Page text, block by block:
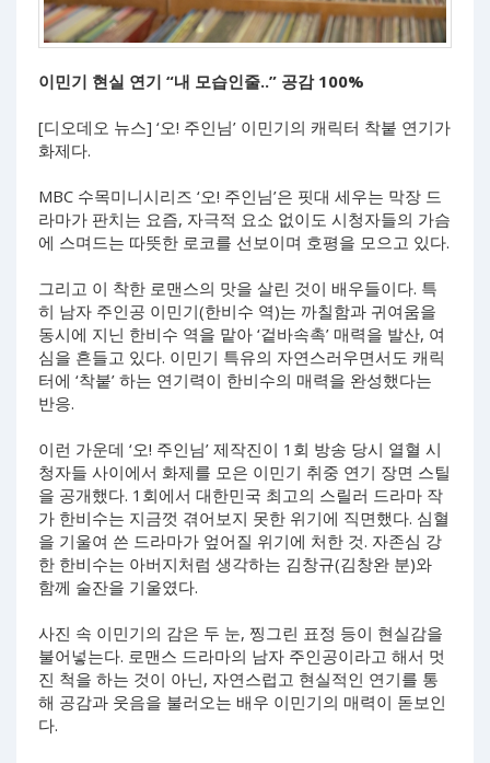
이민기 현실 연기 “내 모습인줄..” 공감 100%
[디오데오 뉴스] ‘오! 주인님’ 이민기의 캐릭터 착붙 연기가
화제다.
MBC 수목미니시리즈 ‘오! 주인님’은 핏대 세우는 막장 드
라마가 판치는 요즘, 자극적 요소 없이도 시청자들의 가슴
에 스며드는 따뜻한 로코를 선보이며 호평을 모으고 있다.
그리고 이 착한 로맨스의 맛을 살린 것이 배우들이다. 특
히 남자 주인공 이민기(한비수 역)는 까칠함과 귀여움을
동시에 지닌 한비수 역을 맡아 ‘겉바속촉’ 매력을 발산, 여
심을 흔들고 있다. 이민기 특유의 자연스러우면서도 캐릭
터에 ‘착붙’ 하는 연기력이 한비수의 매력을 완성했다는
반응.
이런 가운데 ‘오! 주인님’ 제작진이 1회 방송 당시 열혈 시
청자들 사이에서 화제를 모은 이민기 취중 연기 장면 스틸
을 공개했다. 1회에서 대한민국 최고의 스릴러 드라마 작
가 한비수는 지금껏 겪어보지 못한 위기에 직면했다. 심혈
을 기울여 쓴 드라마가 엎어질 위기에 처한 것. 자존심 강
한 한비수는 아버지처럼 생각하는 김창규(김창완 분)와
함께 술잔을 기울였다.
사진 속 이민기의 감은 두 눈, 찡그린 표정 등이 현실감을
불어넣는다. 로맨스 드라마의 남자 주인공이라고 해서 멋
진 척을 하는 것이 아닌, 자연스럽고 현실적인 연기를 통
해 공감과 웃음을 불러오는 배우 이민기의 매력이 돋보인
다.